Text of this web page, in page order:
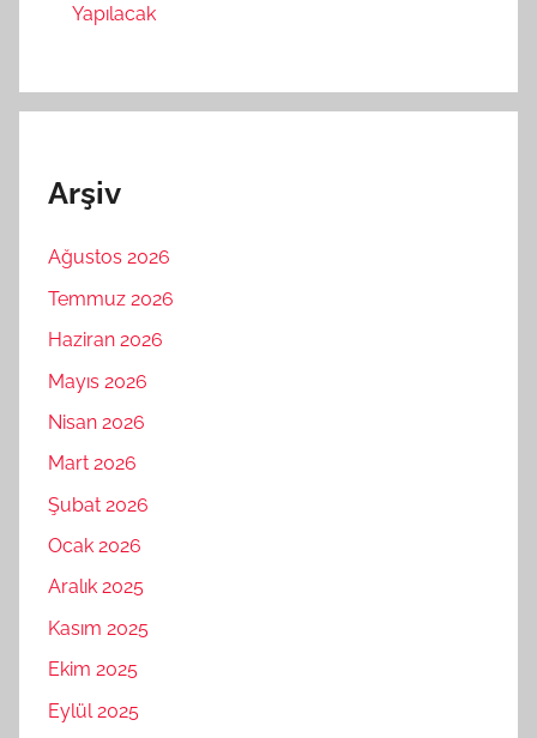
Yapılacak
Arşiv
Ağustos 2026
Temmuz 2026
Haziran 2026
Mayıs 2026
Nisan 2026
Mart 2026
Şubat 2026
Ocak 2026
Aralık 2025
Kasım 2025
Ekim 2025
Eylül 2025